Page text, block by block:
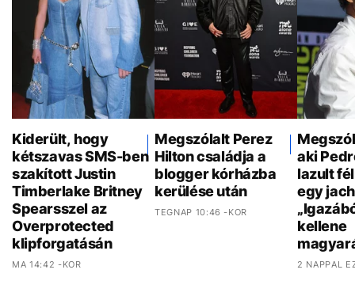
Kiderült, hogy
kétszavas SMS-ben
szakított Justin
Timberlake Britney
Spearsszel az
Overprotected
klipforgatásán
MA 14:42 -KOR
Megszólalt Perez
Hilton családja a
blogger kórházba
kerülése után
TEGNAP 10:46 -KOR
aki
lazult
egy
kellene
2 NAPPAL